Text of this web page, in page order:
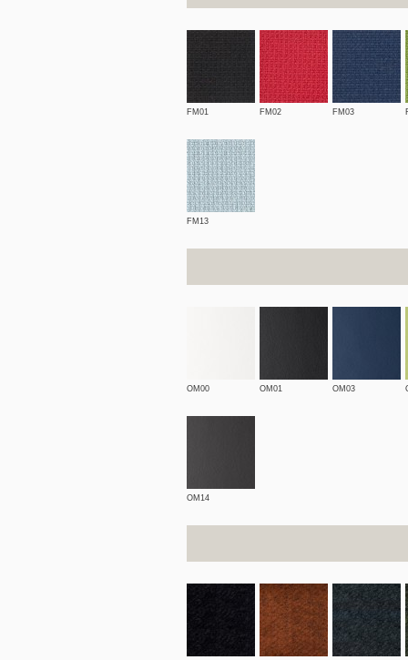
FM01 FM02 FM03
FM13
OM00 OM01 OM03
OM14